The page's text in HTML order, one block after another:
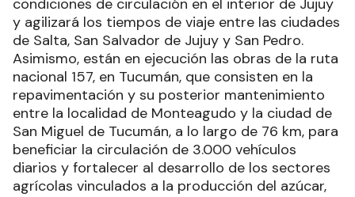
condiciones de circulación en el interior de Jujuy
y agilizará los tiempos de viaje entre las ciudades
de Salta, San Salvador de Jujuy y San Pedro.
Asimismo, están en ejecución las obras de la ruta
nacional 157, en Tucumán, que consisten en la
repavimentación y su posterior mantenimiento
entre la localidad de Monteagudo y la ciudad de
San Miguel de Tucumán, a lo largo de 76 km, para
beneficiar la circulación de 3.000 vehículos
diarios y fortalecer al desarrollo de los sectores
agrícolas vinculados a la producción del azúcar,